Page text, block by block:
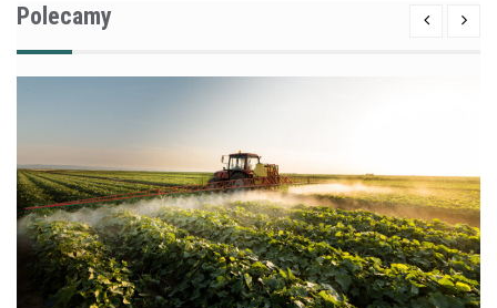
Polecamy